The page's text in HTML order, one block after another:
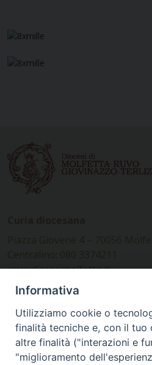
www.diocesimolfetta.it –
Ufficio Comunicazioni sociali
Piazza Giovene 4 – 70056
Informativa
Utilizziamo cookie o
finalità tecniche e, con il tuo
altre finalità ("interazioni e
"miglioramento